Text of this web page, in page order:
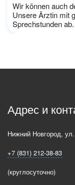
Wir können auch
Unsere Ärztin mit
Sprechstunden
Адрес и
Нижний Новгород,
+7 (831) 212-38-83
(круглосуточно)